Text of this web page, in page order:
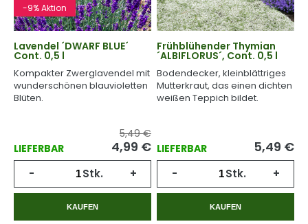
-9% Aktion
Lavendel ´DWARF BLUE´
Cont. 0,5 l
Kompakter Zwerglavendel mit
wunderschönen blauvioletten
Blüten.
LIEFERBAR
5,49 €
4,99 €
- Stk. +
KAUFEN
Frühblühender Thymian
´ALBIFLORUS´, Cont. 0,5 l
Bodendecker, kleinblättriges
Mutterkraut, das einen dichten
weißen Teppich bildet.
LIEFERBAR 5,49 €
- Stk. +
KAUFEN